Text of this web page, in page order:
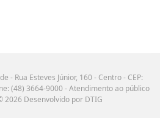
- Rua Esteves Júnior, 160 - Centro - CEP:
(48) 3664-9000 - Atendimento ao público
2026 Desenvolvido por DTIG